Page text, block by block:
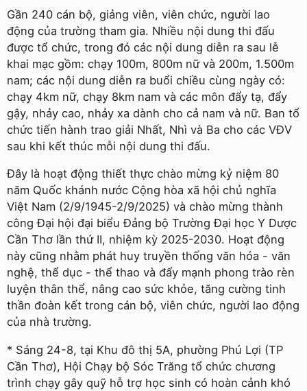
Gần 240 cán bộ, giảng viên, viên chức, người lao
động của trường tham gia. Nhiều nội dung thi đấu
được tổ chức, trong đó các nội dung diễn ra sau lễ
khai mạc gồm: chạy 100m, 800m nữ và 200m, 1.500m
nam; các nội dung diễn ra buổi chiều cùng ngày có:
chạy 4km nữ, chạy 8km nam và các môn đẩy tạ, đẩy
gậy, nhảy cao, nhảy xa dành cho cả nam và nữ. Ban tổ
chức tiến hành trao giải Nhất, Nhì và Ba cho các VĐV
sau khi kết thúc mỗi nội dung thi đấu.
Đây là hoạt động thiết thực chào mừng kỷ niệm 80
năm Quốc khánh nước Cộng hòa xã hội chủ nghĩa
Việt Nam (2/9/1945-2/9/2025) và chào mừng thành
công Đại hội đại biểu Đảng bộ Trường Đại học Y Dược
Cần Thơ lần thứ II, nhiệm kỳ 2025-2030. Hoạt động
này cũng nhằm phát huy truyền thống văn hóa - văn
nghệ, thể dục - thể thao và đẩy mạnh phong trào rèn
luyện thân thể, nâng cao sức khỏe, tăng cường tinh
thần đoàn kết trong cán bộ, viên chức, người lao động
của nhà trường.
* Sáng 24-8, tại Khu đô thị 5A, phường Phú Lợi (TP
Cần Thơ), Hội Chạy bộ Sóc Trăng tổ chức chương
trình chạy gây quỹ hỗ trợ học sinh có hoàn cảnh khó